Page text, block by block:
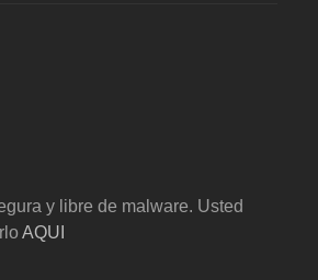
y libre de malware. Usted
AQUI